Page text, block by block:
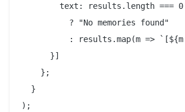
        text: results.length === 0
          ? "No memories found"
: results.map(m =>
      }]
    };
  }
);